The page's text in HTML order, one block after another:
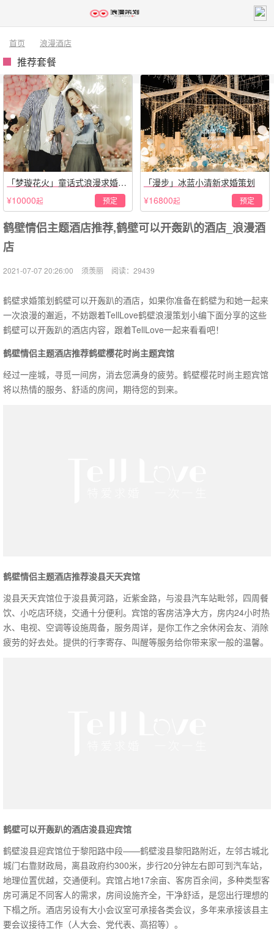
首页 浪漫酒店
推荐套餐
「梦璇花火」童话式浪漫求婚仪
式
¥10000起 预定
「漫步」冰蓝小清新求婚策划
¥16800起 预定
鹤壁情侣主题酒店推荐,鹤壁可以开轰趴的酒店_浪漫酒
店
2021-07-07 20:26:00 须羡丽 阅读：29439
鹤壁求婚策划鹤壁可以开轰趴的酒店，如果你准备在鹤壁为和她一起来
一次浪漫的邂逅，不妨跟着TellLove鹤壁浪漫策划小编下面分享的这些
鹤壁可以开轰趴的酒店内容，跟着TellLove一起来看看吧！
鹤壁情侣主题酒店推荐鹤壁樱花时尚主题宾馆
经过一座城，寻觅一间房，消去您满身的疲劳。鹤壁樱花时尚主题宾馆
将以热情的服务、舒适的房间，期待您的到来。
鹤壁情侣主题酒店推荐浚县天天宾馆
浚县天天宾馆位于浚县黄河路，近紫金路，与浚县汽车站毗邻，四周餐
饮、小吃店环绕，交通十分便利。宾馆的客房洁净大方，房内24小时热
水、电视、空调等设施周备，服务周详，是你工作之余休闲会友、消除
疲劳的好去处。提供的行李寄存、叫醒等服务给你带来家一般的温馨。
鹤壁可以开轰趴的酒店浚县迎宾馆
鹤壁浚县迎宾馆位于黎阳路中段——鹤壁浚县黎阳路附近，左邻古城北
城门右靠财政局，离县政府约300米，步行20分钟左右即可到汽车站，
地理位置优越，交通便利。宾馆占地17余亩、客房百余间，多种类型客
房可满足不同客人的需求，房间设施齐全，干净舒适，是您出行理想的
下榻之所。酒店另设有大小会议室可承接各类会议，多年来承接该县主
要会议接待工作（人大会、党代表、高招等）。